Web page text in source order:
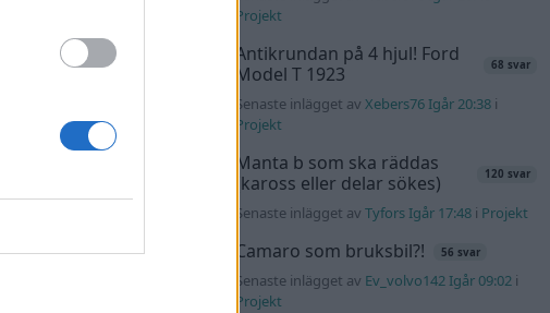
Projekt
Antikrundan på 4 hjul! Ford
Model T 1923
68 svar
Senaste inlägget avXebers76 Igår 20:38 i
Projekt
Manta b som ska räddas
(kaross eller delar sökes)
120 svar
Senaste inlägget avTyfors Igår 17:48 i Projekt
Camaro som bruksbil?! 56 svar
Senaste inlägget av Ev_volvo142 Igår 09:02 i
Projekt